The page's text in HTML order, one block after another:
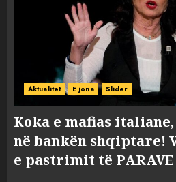
Aktualitet E jona Slider
Koka e mafias
në bankën shqiptare!
e pastrimit të